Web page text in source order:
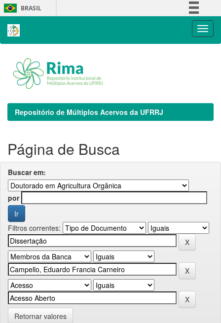
Skip
navigation
BRASIL
Repositório de Múltiplos Acervos da UFRRJ
Página de Busca
Buscar em:
por
Filtros correntes:
Retornar valores